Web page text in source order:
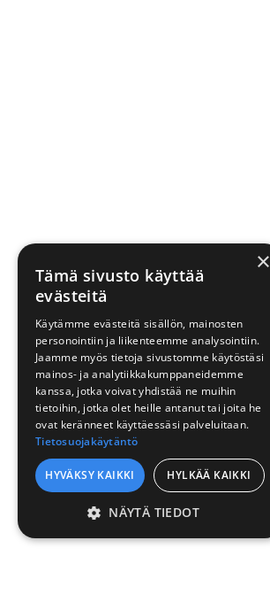
×
Tämä sivusto käyttää
evästeitä
Käytämme evästeitä sisällön, mainosten
personointiin ja liikenteemme analysointiin.
Jaamme myös tietoja sivustomme käytöstäsi
mainos- ja analytiikkakumppaneidemme
kanssa, jotka voivat yhdistää ne muihin
tietoihin, jotka olet heille antanut tai joita he
ovat keränneet käyttäessäsi palveluitaan.
Tietosuojakäytäntö
HYVÄKSY KAIKKI HYLKÄÄ KAIKKI
NÄYTÄ TIEDOT
EHDOTTOMASTI